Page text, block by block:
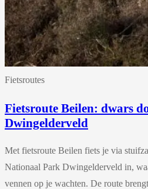
Fietsroutes
Fietsroute Beilen: dwars
Dwingelderveld
Met fietsroute Beilen fiets je via
Nationaal Park Dwingelderveld in,
vennen op je wachten. De route brengt